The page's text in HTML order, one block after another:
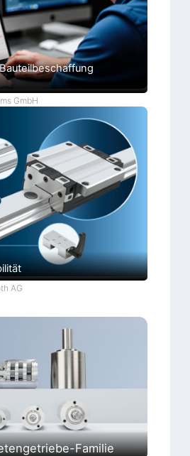
GmbH
AG
Familie